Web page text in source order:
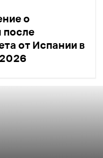
о
после
от Испании в